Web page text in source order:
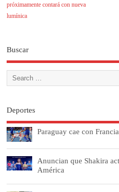
próximamente contará con nueva
lumínica
Buscar
Deportes
Paraguay cae con
Anuncian que Shakira
América